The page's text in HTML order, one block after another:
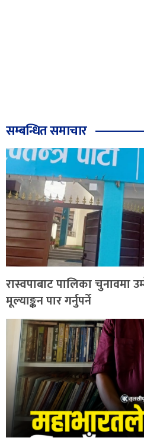
सम्बन्धित समाचार
रास्वपाबाट पालिका चुनावमा
मूल्याङ्कन पार गर्नुपर्ने